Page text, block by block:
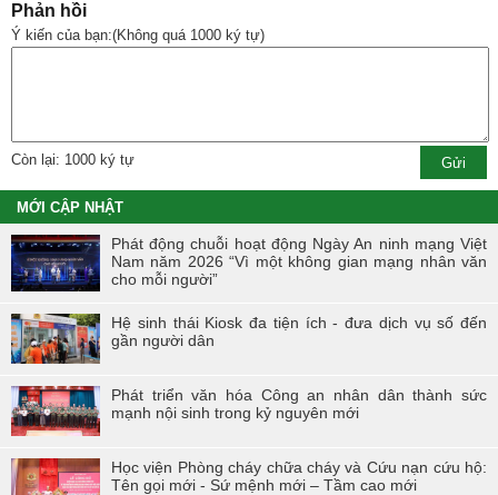
Phản hồi
Ý kiến của bạn:(Không quá 1000 ký tự)
Còn lại: 1000 ký tự
MỚI CẬP NHẬT
Phát động chuỗi hoạt động Ngày An ninh mạng Việt
Nam năm 2026 “Vì một không gian mạng nhân văn
cho mỗi người”
Hệ sinh thái Kiosk đa tiện ích - đưa dịch vụ số đến
gần người dân
Phát triển văn hóa Công an nhân dân thành sức
mạnh nội sinh trong kỷ nguyên mới
Học viện Phòng cháy chữa cháy và Cứu nạn cứu hộ:
Tên gọi mới - Sứ mệnh mới – Tầm cao mới